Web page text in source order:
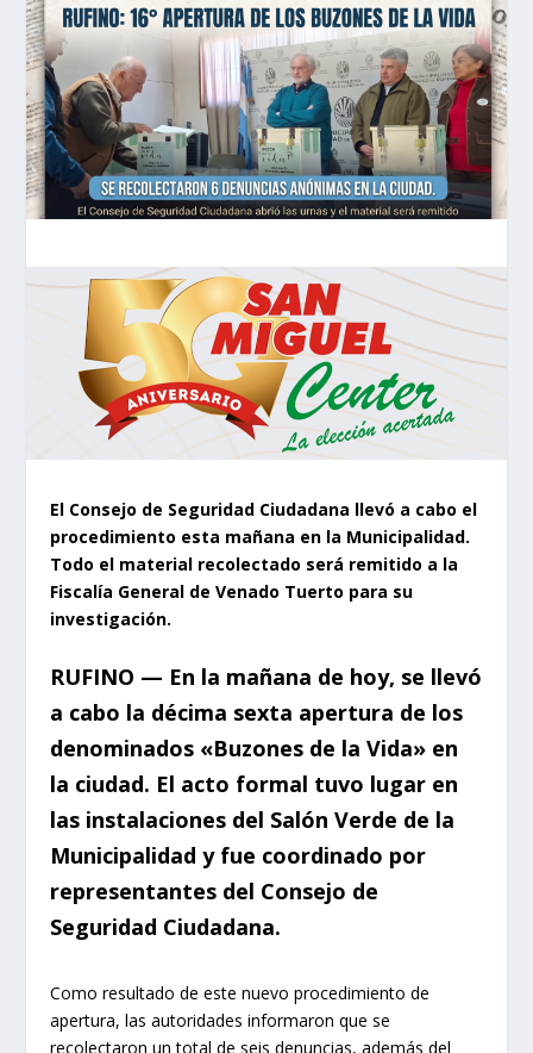
El Consejo de Seguridad Ciudadana llevó a cabo el
procedimiento esta mañana en la Municipalidad.
Todo el material recolectado será remitido a la
Fiscalía General de Venado Tuerto para su
investigación.
RUFINO — En la mañana de hoy, se llevó
a cabo la décima sexta apertura de los
denominados «Buzones de la Vida» en
la ciudad. El acto formal tuvo lugar en
las instalaciones del Salón Verde de la
Municipalidad y fue coordinado por
representantes del Consejo de
Seguridad Ciudadana.
Como resultado de este nuevo procedimiento de
apertura, las autoridades informaron que se
recolectaron un total de seis denuncias, además del